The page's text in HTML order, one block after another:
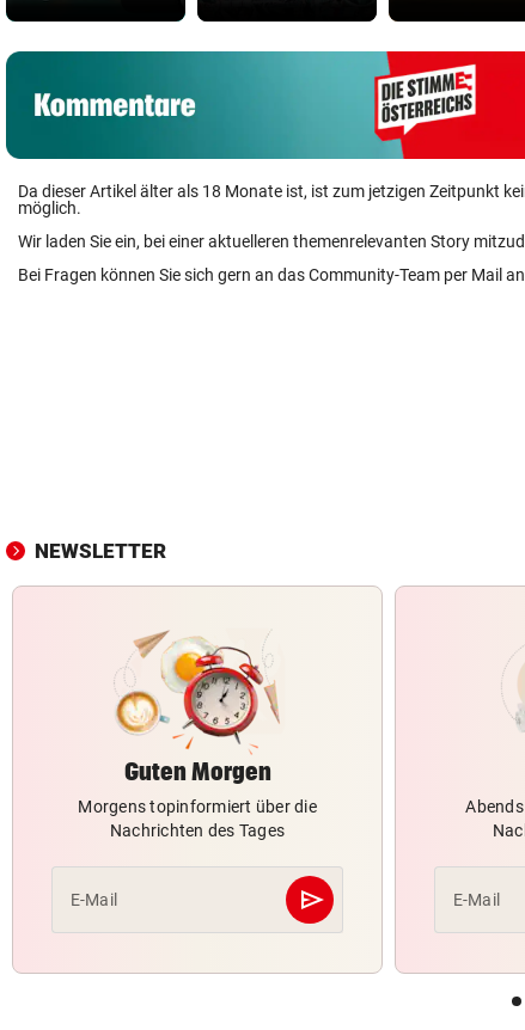
Da dieser Artikel älter als 18 Monate ist, ist zum jetzigen Zeitpunkt
möglich.
Wir laden Sie ein, bei einer aktuelleren themenrelevanten Story
Bei Fragen können Sie sich gern an das Community-Team per Mail an
NEWSLETTER
Guten Morgen
Morgens topinformiert über die
Nachrichten des Tages
E-Mail send
Abschicken E-Mail